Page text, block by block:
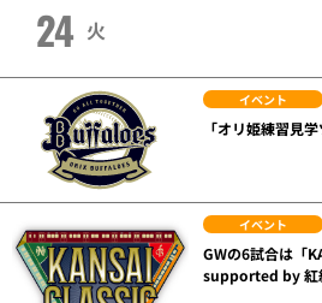
24 火
イベント
「オリ姫練習見
イベント
GWの6試合は「
supported by 紅